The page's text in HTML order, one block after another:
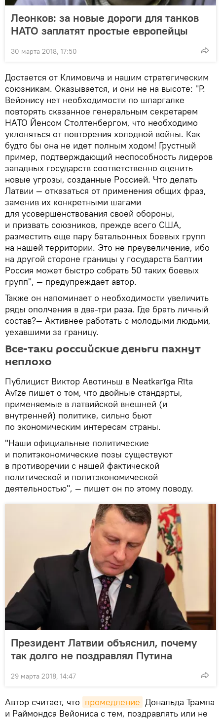
Леонков: за новые дороги для танков
НАТО заплатят простые европейцы
30 марта 2018, 17:50
Достается от Климовича и нашим стратегическим
союзникам. Оказывается, и они не на высоте: "Р.
Вейонису нет необходимости по шпаргалке
повторять сказанное генеральным секретарем
НАТО Йенсом Столтенбергом, что необходимо
уклоняться от повторения холодной войны. Как
будто бы она не идет полным ходом! Грустный
пример, подтверждающий неспособность лидеров
западных государств соответственно оценить
новые угрозы, созданные Россией. Что делать
Латвии — отказаться от применения общих фраз,
заменив их конкретными шагами
для усовершенствования своей обороны,
и призвать союзников, прежде всего США,
разместить еще пару батальонных боевых групп
на нашей территории. Это не преувеличение, ибо
на другой стороне границы у государств Балтии
Россия может быстро собрать 50 таких боевых
групп", — предупреждает автор.
Также он напоминает о необходимости увеличить
ряды ополчения в два-три раза. Где брать личный
состав?— Активнее работать с молодыми людьми,
уехавшими за границу.
Все-таки российские деньги пахнут
неплохо
Публицист Виктор Авотиньш в Neatkarīga Rīta
Avīze пишет о том, что двойные стандарты,
применяемые в латвийской внешней (и
внутренней) политике, сильно бьют
по экономическим интересам страны.
"Наши официальные политические
и политэкономические позы существуют
в противоречии с нашей фактической
политической и политэкономической
деятельностью", — пишет он по этому поводу.
Президент Латвии объяснил, почему
так долго не поздравлял Путина
29 марта 2018, 14:47
Автор считает, что промедление Дональда Трампа
и Раймондса Вейониса с тем, поздравлять или не